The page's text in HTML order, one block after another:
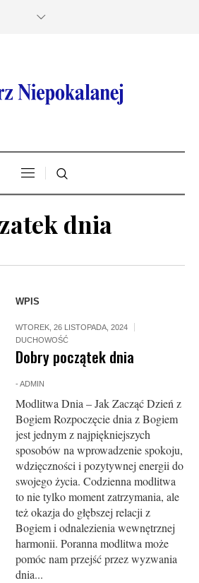
dnia
WPIS
WTOREK, 26 LISTOPADA, 2024
DUCHOWOŚĆ
Dobry początek dnia
-ADMIN
Modlitwa Dnia – Jak Zacząć Dzień z
Bogiem Rozpoczęcie dnia z Bogiem
jest jednym z najpiękniejszych
sposobów na wprowadzenie spokoju,
wdzięczności i pozytywnej energii do
swojego życia. Codzienna modlitwa
to nie tylko moment zatrzymania, ale
też okazja do głębszej relacji z
Bogiem i odnalezienia wewnętrznej
harmonii. Poranna modlitwa może
pomóc nam przejść przez wyzwania
dnia...